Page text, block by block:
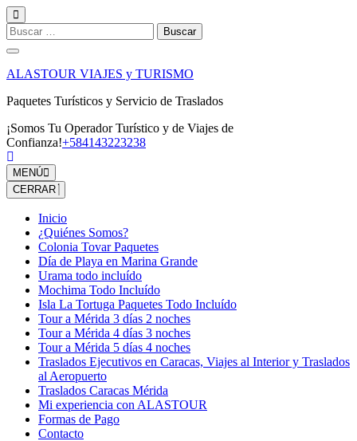
Saltar
al
contenido
(presiona
la
tecla
Intro)
Buscar:
ALASTOUR VIAJES y TURISMO
Paquetes Turísticos y Servicio de Traslados
¡Somos Tu Operador Turístico y de Viajes de
Confianza!+584143223238
MENÚ
CERRAR
Inicio
¿Quiénes Somos?
Colonia Tovar Paquetes
Día de Playa en Marina Grande
Urama todo incluído
Mochima Todo Incluído
Isla La Tortuga Paquetes Todo Incluído
Tour a Mérida 3 días 2 noches
Tour a Mérida 4 días 3 noches
Tour a Mérida 5 días 4 noches
Traslados Ejecutivos en Caracas, Viajes al Interior y Traslados
al Aeropuerto
Traslados Caracas Mérida
Mi experiencia con ALASTOUR
Formas de Pago
Contacto